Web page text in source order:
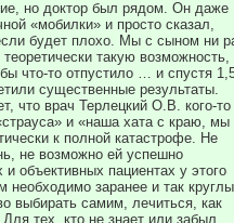
но доктор был рядом. Он даже
«мобилки» и просто сказал,
будет плохо. Мы с сыном ни
такую возможность,
что-то отпустило … и спустя
существенные результаты.
что врач Терлецкий О.В. кого-то
и «наша хата с краю, мы
к полной катастрофе. Не
не возможно ей успешно
объективных пациентах у этого
необходимо заранее и так
выбирать самим, лечиться, как
тех, кто не знает или забыл,